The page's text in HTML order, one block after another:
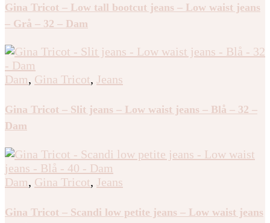
Gina Tricot – Low tall bootcut jeans – Low waist jeans
– Grå – 32 – Dam
Dam, Gina Tricot, Jeans
Gina Tricot – Slit jeans – Low waist jeans – Blå – 32 –
Dam
Dam, Gina Tricot, Jeans
Gina Tricot – Scandi low petite jeans – Low waist jeans